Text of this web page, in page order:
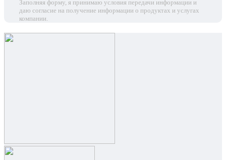
Заполняя форму, я принимаю условия передачи информации и
даю согласие на получение информации о продуктах и услугах
компании.